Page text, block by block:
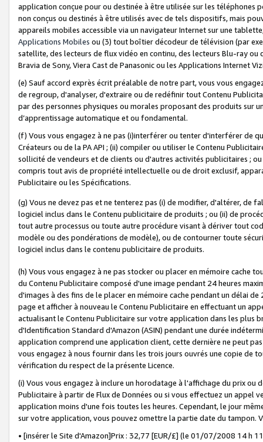
application conçue pour ou destinée à être utilisée sur les téléphones
non conçus ou destinés à être utilisés avec de tels dispositifs, mais
appareils mobiles accessible via un navigateur Internet sur une
Applications Mobiles ou (3) tout boîtier décodeur de télévision (par
satellite, des lecteurs de flux vidéo en continu, des lecteurs Blu-ray
Bravia de Sony, Viera Cast de Panasonic ou les Applications Internet
(e) Sauf accord exprès écrit préalable de notre part, vous vous
de regroup, d'analyser, d'extraire ou de redéfinir tout Contenu
par des personnes physiques ou morales proposant des produits sur
d’apprentissage automatique et ou fondamental.
(f) Vous vous engagez à ne pas (i)interférer ou tenter d'interférer de
Créateurs ou de la PA API ; (ii) compiler ou utiliser le Contenu
sollicité de vendeurs et de clients ou d'autres activités publicitaires ;
compris tout avis de propriété intellectuelle ou de droit exclusif,
Publicitaire ou les Spécifications.
(g) Vous ne devez pas et ne tenterez pas (i) de modifier, d'altérer, de
logiciel inclus dans le Contenu publicitaire de produits ; ou (ii) de
tout autre processus ou toute autre procédure visant à dériver tout
modèle ou des pondérations de modèle), ou de contourner toute
logiciel inclus dans le contenu publicitaire de produits.
(h) Vous vous engagez à ne pas stocker ou placer en mémoire cache
du Contenu Publicitaire composé d'une image pendant 24 heures
d'images à des fins de le placer en mémoire cache pendant un délai
page et afficher à nouveau le Contenu Publicitaire en effectuant un
actualisant le Contenu Publicitaire sur votre application dans les plus
d'Identification Standard d'Amazon (ASIN) pendant une durée
application comprend une application client, cette dernière ne peut
vous engagez à nous fournir dans les trois jours ouvrés une copie de
vérification du respect de la présente Licence.
(i) Vous vous engagez à inclure un horodatage à l'affichage du prix
Publicitaire à partir de Flux de Données ou si vous effectuez un appel
application moins d'une fois toutes les heures. Cependant, le jour
sur votre application, vous pouvez omettre la partie date du tampon.
• [insérer le Site d'Amazon]Prix : 32,77 [EUR/£] (le 01/07/2008 14 h